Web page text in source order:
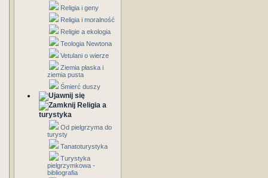
Religia i geny
Religia i moralność
Religie a ekologia
Teologia Newtona
Vetulani o wierze
Ziemia płaska i
ziemia pusta
Śmierć duszy
Religia a
turystyka
Od pielgrzyma do
turysty
Tanatoturystyka
Turystyka
pielgrzymkowa -
bibliografia